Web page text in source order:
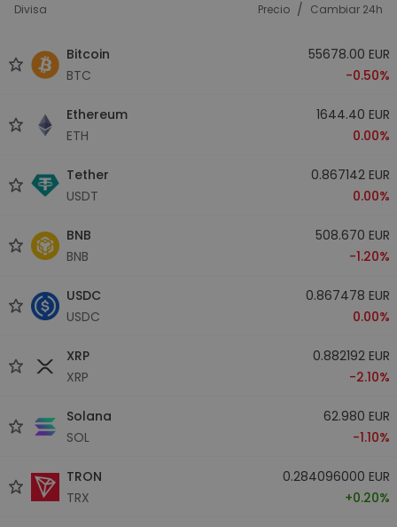
Divisa Precio / Cambiar 24h
Bitcoin
BTC
55678.00 EUR
-0.50%
Ethereum
ETH
1644.40 EUR
0.00%
Tether
USDT
0.867142 EUR
0.00%
BNB
BNB
508.670 EUR
-1.20%
USDC
USDC
0.867478 EUR
0.00%
XRP
XRP
0.882192 EUR
-2.10%
Solana
SOL
62.980 EUR
-1.10%
TRON
TRX
0.284096000 EUR
+0.20%